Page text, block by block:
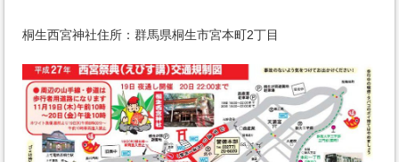
桐生西宮神社住所：群馬県桐生市宮本町2丁目